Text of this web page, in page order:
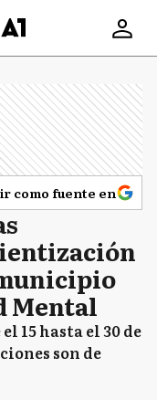
como fuente en
Mental
15 hasta el 30 de
son de